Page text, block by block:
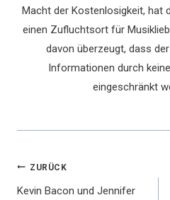
Macht der Kostenlosigkeit, hat
einen Zufluchtsort für
davon überzeugt, dass
Informationen durch
eingeschränkt
ZURÜCK
Kevin Bacon und Jennifer